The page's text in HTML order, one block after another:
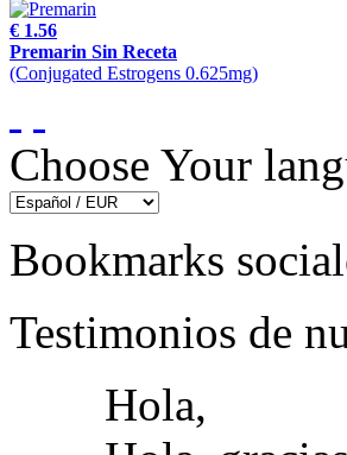
€ 1.56
Premarin Sin Receta
(Conjugated Estrogens 0.625mg)
Choose Your
Bookmarks
Testimonios de
Hola,